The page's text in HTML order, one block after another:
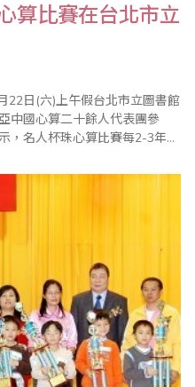
算比賽在台北市立
22日(六)上午假台北市立圖書館
中國心算二十餘人代表團參
，名人杯珠心算比賽每2-3年舉
小選手感受到比賽的氣氛和參
場館座位U字型排列、迎旗
表監賽..